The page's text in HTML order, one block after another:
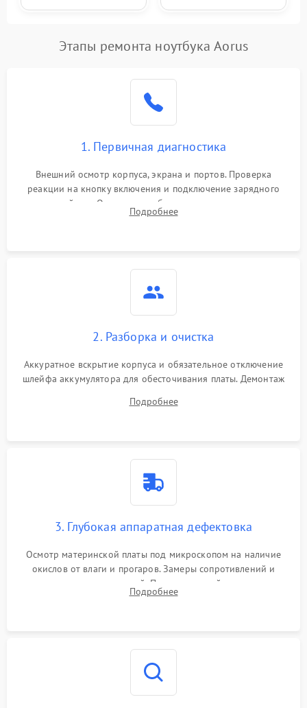
Этапы ремонта ноутбука Aorus
1. Первичная диагностика
Внешний осмотр корпуса, экрана и портов. Проверка
реакции на кнопку включения и подключение зарядного
устройства. Оценка потребления тока с помощью
лабораторного блока питания для локализации проблемы.
Подробнее
2. Разборка и очистка
Аккуратное вскрытие корпуса и обязательное отключение
шлейфа аккумулятора для обесточивания платы. Демонтаж
высохшей термопасты с кристаллов чипов.
Подробнее
3. Глубокая аппаратная дефектовка
Осмотр материнской платы под микроскопом на наличие
окислов от влаги и прогаров. Замеры сопротивлений и
дежурных напряжений. Проверка цепей питания,
мультиконтроллера, процессора и видеочипа.
Подробнее